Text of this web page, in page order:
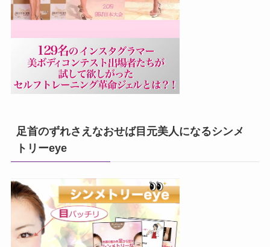
足首のずれさえなおせば目元美人になるシンメ
トリーeye